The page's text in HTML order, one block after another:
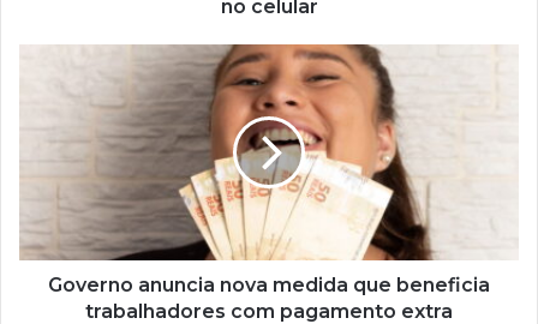
no celular
trabalhadores
com
pagamento
extraGoverno anuncia nova medida que beneficia
trabalhadores com pagamento extra